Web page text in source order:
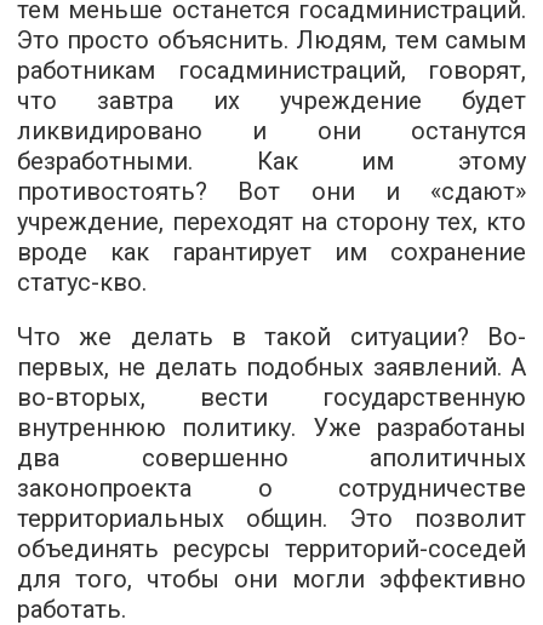
тем меньше останется госадминистраций.
Это просто объяснить. Людям, тем самым
работникам госадминистраций, говорят,
что завтра их учреждение будет
ликвидировано и они останутся
безработными. Как им этому
противостоять? Вот они и «сдают»
учреждение, переходят на сторону тех, кто
вроде как гарантирует им сохранение
статус-кво.
Что же делать в такой ситуации? Во-
первых, не делать подобных заявлений. А
во-вторых, вести государственную
внутреннюю политику. Уже разработаны
два совершенно аполитичных
законопроекта о сотрудничестве
территориальных общин. Это позволит
объединять ресурсы территорий-соседей
для того, чтобы они могли эффективно
работать.